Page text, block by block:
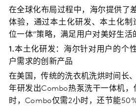
在全球化布局过程中，海尔提供了
体验，通过本土化研发、本土化制
位一体”策略，满足用户对美好生活
1.本土化研发：海尔针对用户的个
户需求的创新产品
在美国，传统的洗衣机洗烘时间长
年研发出Combo热泵洗干一体机
时，Combo仅需2小时，还节能